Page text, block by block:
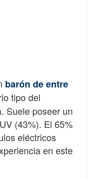
barón de entre
tipo del
Suele poseer un
(43%). El 65%
eléctricos
en este